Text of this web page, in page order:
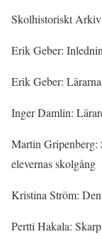
Skolhistoriskt
Erik Geber:
Erik Geber:
Inger Damlin:
Martin Gripenberg:
elevernas skolgång
Kristina Ström:
Pertti Hakala: